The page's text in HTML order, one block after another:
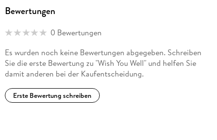
WishYouWellFoundation.org.
Bewertungen
0 Bewertungen
Es wurden noch keine Bewertungen abgegeben. Schreiben
Sie die erste Bewertung zu "Wish You Well" und helfen Sie
damit anderen bei der Kaufentscheidung.
Erste Bewertung schreiben